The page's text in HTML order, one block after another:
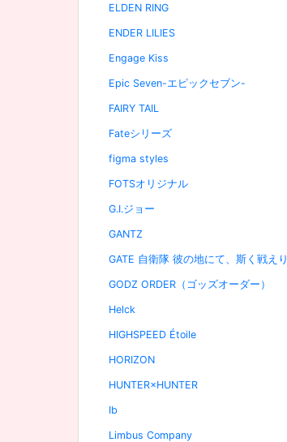
ELDEN RING
ENDER LILIES
Engage Kiss
Epic Seven-エピックセブン-
FAIRY TAIL
Fateシリーズ
figma styles
FOTSオリジナル
G.I.ジョー
GANTZ
GATE 自衛隊 彼の地にて、斯く戦えり
GODZ ORDER（ゴッズオーダー）
Helck
HIGHSPEED Étoile
HORIZON
HUNTER×HUNTER
Ib
Limbus Company